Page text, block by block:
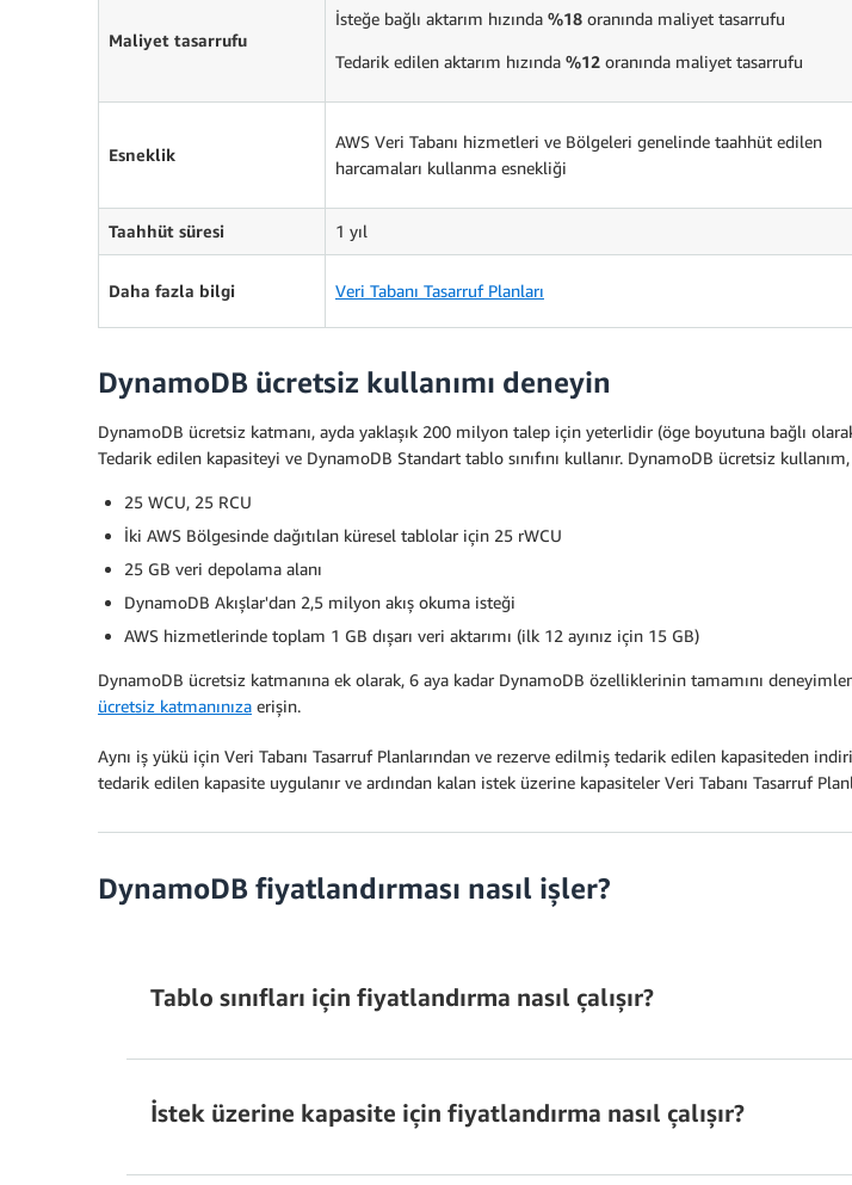
Maliyet tasarrufu
İsteğe bağlı aktarım hızında %18 oranında maliyet tasarrufu
Tedarik edilen aktarım hızında %12 oranında maliyet tasarrufu
Esneklik
AWS Veri Tabanı hizmetleri ve Bölgeleri genelinde taahhüt edilen
harcamaları kullanma esnekliği
Taahhüt süresi 1 yıl
Daha fazla bilgi Veri Tabanı Tasarruf Planları
DynamoDB ücretsiz kullanımı deneyin
DynamoDB ücretsiz katmanı, ayda yaklaşık 200 milyon talep için yeterlidir (öge boyutuna bağlı
Tedarik edilen kapasiteyi ve DynamoDB Standart tablo sınıfını kullanır. DynamoDB ücretsiz
25 WCU, 25 RCU
İki AWS Bölgesinde dağıtılan küresel tablolar için 25 rWCU
25 GB veri depolama alanı
DynamoDB Akışlar'dan 2,5 milyon akış okuma isteği
AWS hizmetlerinde toplam 1 GB dışarı veri aktarımı (ilk 12 ayınız için 15 GB)
DynamoDB ücretsiz katmanına ek olarak, 6 aya kadar DynamoDB özelliklerinin tamamını
ücretsiz katmanınıza erişin.
Aynı iş yükü için Veri Tabanı Tasarruf Planlarından ve rezerve edilmiş tedarik edilen kapasiteden
tedarik edilen kapasite uygulanır ve ardından kalan istek üzerine kapasiteler Veri Tabanı Tasarruf
DynamoDB fiyatlandırması nasıl işler?
Tablo sınıfları için fiyatlandırma nasıl çalışır?
Standart
İstek üzerine kapasite için fiyatlandırma nasıl çalışır?